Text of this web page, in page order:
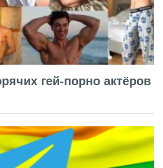
гей-порно актёров